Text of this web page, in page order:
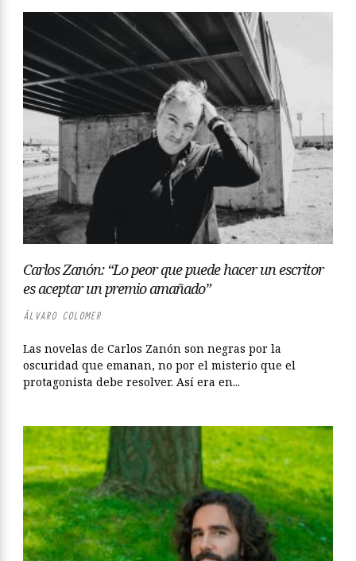
Carlos Zanón: “Lo peor que puede hacer un escritor
es aceptar un premio amañado”
ÁLVARO COLOMER
Las novelas de Carlos Zanón son negras por la
oscuridad que emanan, no por el misterio que el
protagonista debe resolver. Así era en...